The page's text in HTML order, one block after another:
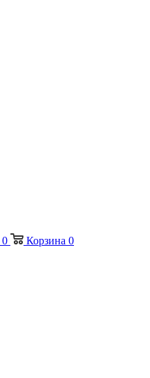
0 Корзина 0